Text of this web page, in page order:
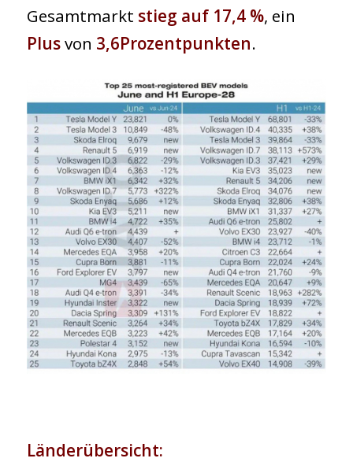
Gesamtmarkt stieg auf 17,4 %, ein
Plusvon 3,6Prozentpunkten.
Länderübersicht: